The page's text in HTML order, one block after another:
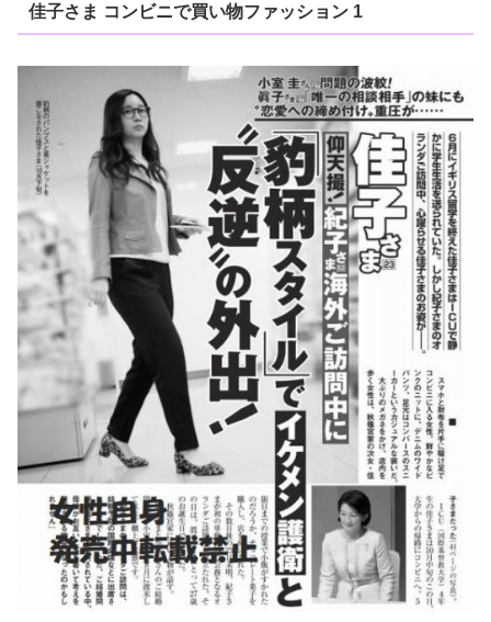
佳子さま コンビニで買い物ファッション 1